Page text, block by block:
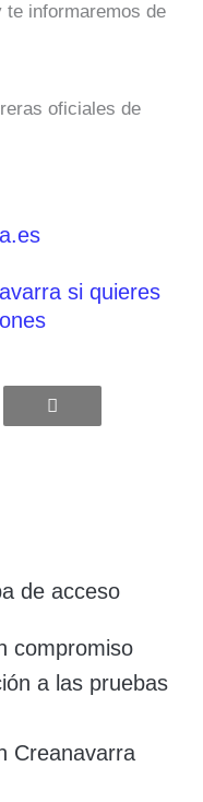
informaremos de
oficiales de
si quieres
de acceso
compromiso
a las pruebas
Creanavarra